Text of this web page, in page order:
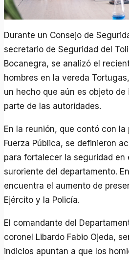
Durante un Consejo de
secretario de Seguridad del
Bocanegra, se analizó el
hombres en la vereda
un hecho que aún es objeto
parte de las autoridades.
En la reunión, que contó con
Fuerza Pública, se definieron
para fortalecer la seguridad en
suroriente del departamento.
encuentra el aumento de
Ejército y la Policía.
El comandante del
coronel Libardo Fabio Ojeda,
indicios apuntan a que los